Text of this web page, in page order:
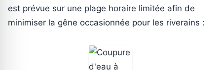
est prévue sur une plage horaire limitée afin de
minimiser la gêne occasionnée pour les riverains :